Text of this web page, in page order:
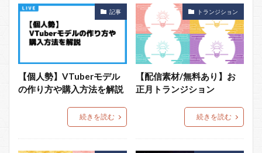
記事
【個人勢】VTuberモデル
の作り方や購入方法を解説
続きを読む
トランジション
【配信素材/無料あり】お
正月トランジション
続きを読む